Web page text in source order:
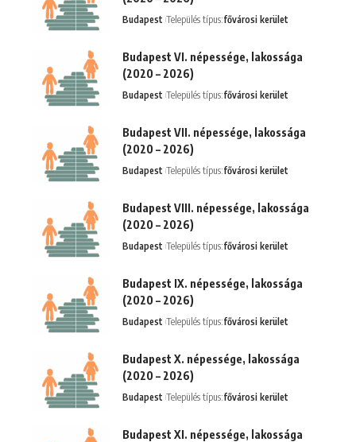
Budapest Település típus:fővárosi kerület
Budapest VI. népessége, lakossága
(2020 – 2026)
Budapest Település típus:fővárosi kerület
Budapest VII. népessége, lakossága
(2020 – 2026)
Budapest Település típus:fővárosi kerület
Budapest VIII. népessége, lakossága
(2020 – 2026)
Budapest Település típus:fővárosi kerület
Budapest IX. népessége, lakossága
(2020 – 2026)
Budapest Település típus:fővárosi kerület
Budapest X. népessége, lakossága
(2020 – 2026)
Budapest Település típus:fővárosi kerület
Budapest XI. népessége, lakossága